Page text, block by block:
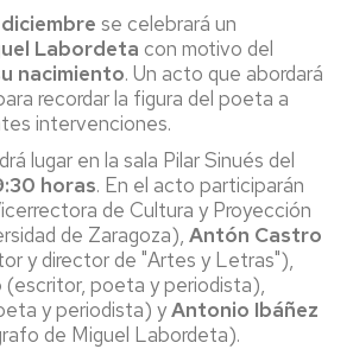
se celebrará un
Labordeta con motivo del
nacimiento. Un acto que abordará
recordar la figura del poeta a
intervenciones.
lugar en la sala Pilar Sinués del
horas. En el acto participarán
de Cultura y Proyección
de Zaragoza), Antón Castro
y director de "Artes y Letras"),
(escritor, poeta y periodista),
y periodista) yAntonio Ibáñez
de Miguel Labordeta).